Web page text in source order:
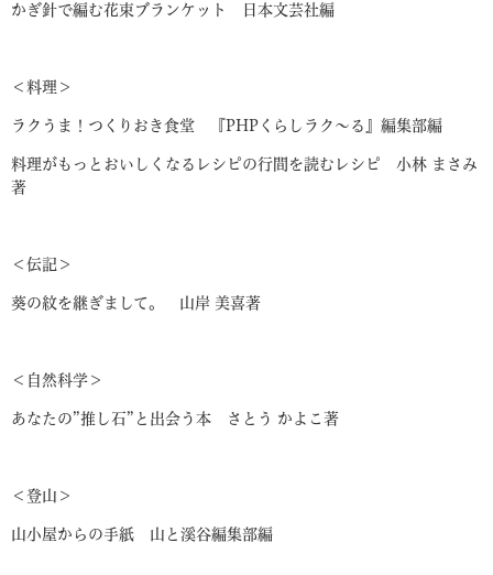
かぎ針で編む花束ブランケット 日本文芸社編
＜料理＞
ラクうま！つくりおき食堂 『PHPくらしラク～る』編集部編
料理がもっとおいしくなるレシピの行間を読むレシピ 小林 まさみ
著
＜伝記＞
葵の紋を継ぎまして。 山岸 美喜著
＜自然科学＞
あなたの”推し石”と出会う本 さとう かよこ著
＜登山＞
山小屋からの手紙 山と溪谷編集部編